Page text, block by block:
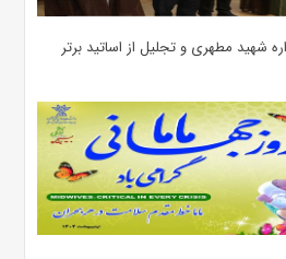
شهید مطهری و تجلیل از اساتید برتر